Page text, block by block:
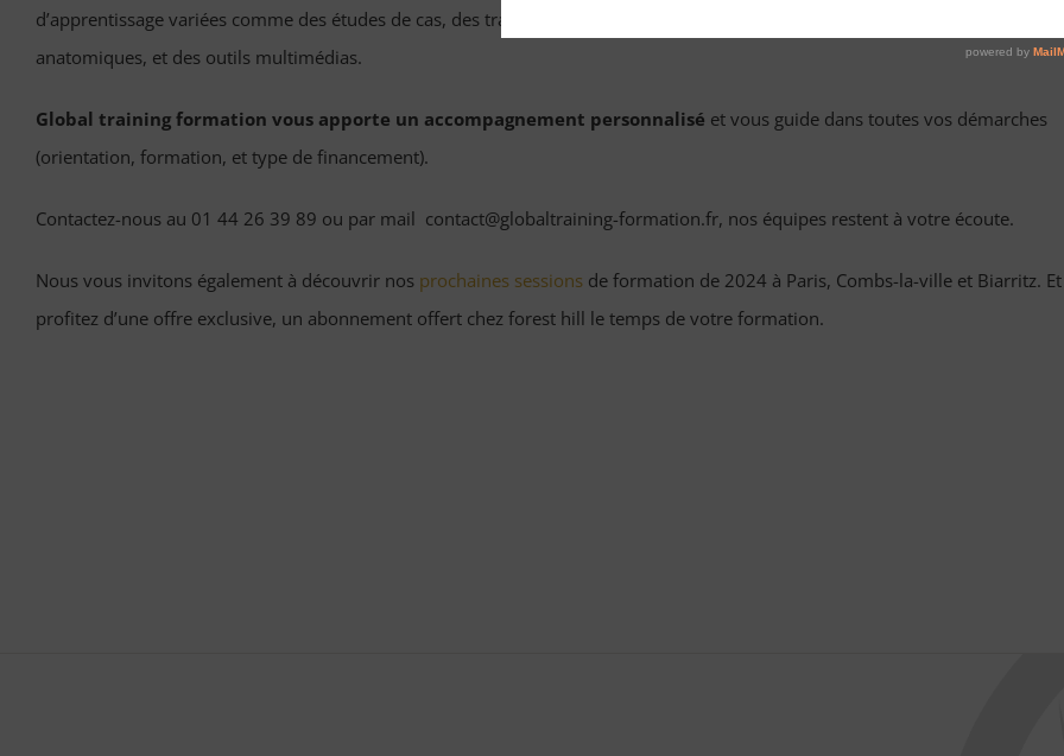
d’apprentissage variées comme des études de cas, des travaux pratiques sur plateau fitness et musculation, des modèles
anatomiques, et des outils multimédias.
Global training formation vous apporte un accompagnement personnalisé et vous guide dans toutes vos démarches
(orientation, formation, et type de financement).
Contactez-nous au 01 44 26 39 89 ou par mail contact@globaltraining-formation.fr, nos équipes restent à votre écoute.
Nous vous invitons également à découvrir nos prochaines sessions de formation de 2024 à Paris, Combs-la-ville et Biarritz. Et
profitez d’une offre exclusive, un abonnement offert chez forest hill le temps de votre formation.